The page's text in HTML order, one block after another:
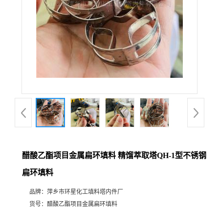
醋酸乙酯项目金属扁环填料 精馏萃取塔QH-1型不锈钢
扁环填料
品牌： 萍乡市环星化工填料塔内件厂
货号： 醋酸乙酯项目金属扁环填料